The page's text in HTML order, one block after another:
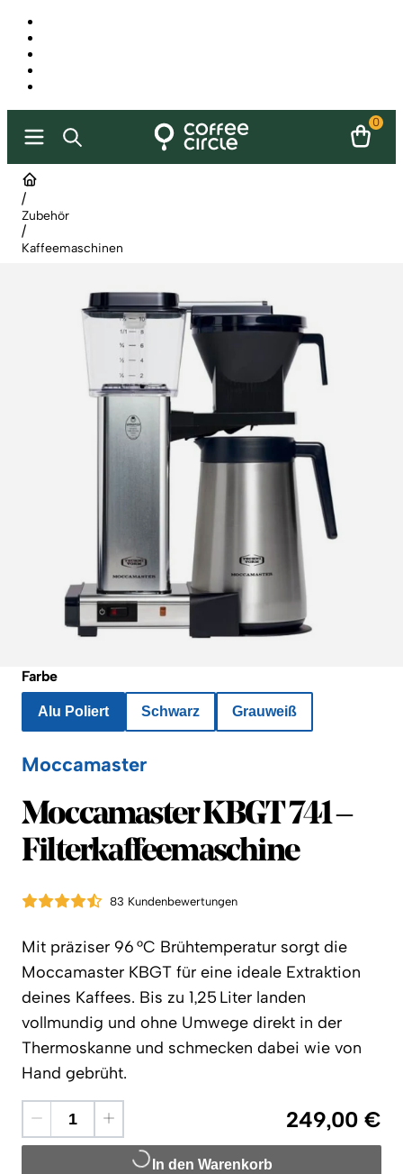
0
/
Zubehör
/
Kaffeemaschinen
Farbe
Alu Poliert Schwarz Grauweiß
Moccamaster
Moccamaster
Moccamaster KBGT 741 –
Filterkaffeemaschine
83 Kundenbewertungen
Mit präziser 96 °C Brühtemperatur sorgt die
Moccamaster KBGT für eine ideale Extraktion
deines Kaffees. Bis zu 1,25 Liter landen
vollmundig und ohne Umwege direkt in der
Thermoskanne und schmecken dabei wie von
Hand gebrüht.
249,00 €
In den Warenkorb